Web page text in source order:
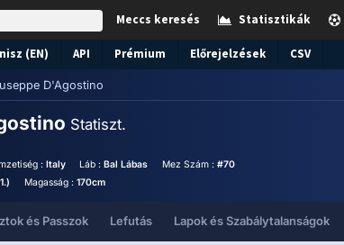
Statisztikák
Meccs keresés
(EN) API Prémium Előrejelzések CSV
D'Agostino
Statiszt.
: Italy Láb :Bal Lábas Mez Szám : #70
Magasság : 170cm
és Passzok Lefutás Lapok és Szabálytalanságok